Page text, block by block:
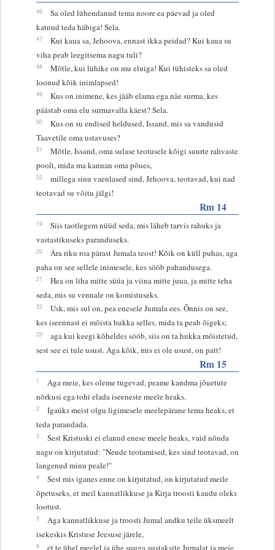
46
Sa oled lühendanud tema noore ea päevad ja oled
katnud teda häbiga! Sela.
47
Kui kaua sa, Jehoova, ennast ikka peidad? Kui kaua su
viha peab leegitsema nagu tuli?
48
Mõtle, kui lühike on mu eluiga! Kui tühisteks sa oled
loonud kõik inimlapsed!
49
Kus on inimene, kes jääb elama ega näe surma, kes
päästab oma elu surmavalla käest? Sela.
50
Kus on su endised heldused, Issand, mis sa vandusid
Taavetile oma ustavuses?
51
Mõtle, Issand, oma sulase teotusele kõigi suurte rahvaste
poolt, mida ma kannan oma põues,
52
millega sinu vaenlased sind, Jehoova, teotavad, kui nad
teotavad su võitu jälgi!
Rm 14
19
Siis taotlegem nüüd seda, mis läheb tarvis rahuks ja
vastastikuseks paranduseks.
20
Ära riku roa pärast Jumala teost! Kõik on küll puhas, aga
paha on see sellele inimesele, kes sööb pahandusega.
21
Hea on liha mitte süüa ja viina mitte juua, ja mitte teha
seda, mis su vennale on komistuseks.
22
Usk, mis sul on, pea enesele Jumala ees. Õnnis on see,
kes iseennast ei mõista hukka selles, mida ta peab õigeks;
23
aga kui keegi kõheldes sööb, siis on ta hukka mõistetud,
sest see ei tule usust. Aga kõik, mis ei ole usust, on patt!
Rm 15
1
Aga meie, kes oleme tugevad, peame kandma jõuetute
nõrkusi ega tohi elada iseeneste meele heaks.
2
Igaüks meist olgu ligimesele meelepärane tema heaks, et
teda parandada.
3
Sest Kristuski ei elanud enese meele heaks, vaid nõnda
nagu on kirjutatud: "Nende teotamised, kes sind teotavad, on
langenud minu peale!"
4
Sest mis iganes enne on kirjutatud, on kirjutatud meile
õpetuseks, et meil kannatlikkuse ja Kirja troosti kaudu oleks
lootust.
5
Aga kannatlikkuse ja troosti Jumal andku teile üksmeelt
isekeskis Kristuse Jeesuse järele,
6 et te ühel meelel ja ühe suuga austaksite Jumalat ja meie